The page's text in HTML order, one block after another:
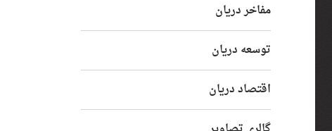
جستجو در نتایجمفاخر دریان
توسعه دریان
اقتصاد دریان